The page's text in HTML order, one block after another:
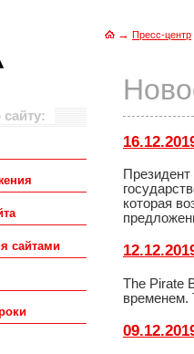
→ Пресс-центр
которая
The Pirate
временем.
сайту:
сайтами